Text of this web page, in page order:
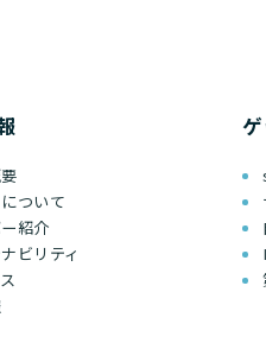
ついて
紹介
ビリティ